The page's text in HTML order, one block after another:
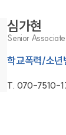
심가현
Senior
학교폭력/소년
T. 070-7510-